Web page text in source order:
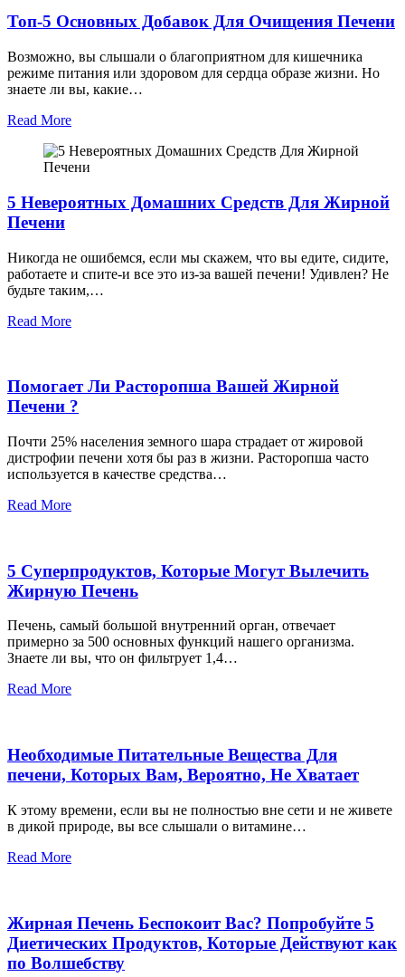
Топ-5 Основных Добавок Для Очищения Печени
Возможно, вы слышали о благоприятном для кишечника
режиме питания или здоровом для сердца образе жизни. Но
знаете ли вы, какие…
Read More
5 Невероятных Домашних Средств Для Жирной
Печени
Никогда не ошибемся, если мы скажем, что вы едите, сидите,
работаете и спите-и все это из-за вашей печени! Удивлен? Не
будьте таким,…
Read More
Помогает Ли Расторопша Вашей Жирной
Печени ?
Почти 25% населения земного шара страдает от жировой
дистрофии печени хотя бы раз в жизни. Расторопша часто
используется в качестве средства…
Read More
5 Суперпродуктов, Которые Могут Вылечить
Жирную Печень
Печень, самый большой внутренний орган, отвечает
примерно за 500 основных функций нашего организма.
Знаете ли вы, что он фильтрует 1,4…
Read More
Необходимые Питательные Вещества Для
печени, Которых Вам, Вероятно, Не Хватает
К этому времени, если вы не полностью вне сети и не живете
в дикой природе, вы все слышали о витамине…
Read More
Жирная Печень Беспокоит Вас? Попробуйте 5
Диетических Продуктов, Которые Действуют как
по Волшебству